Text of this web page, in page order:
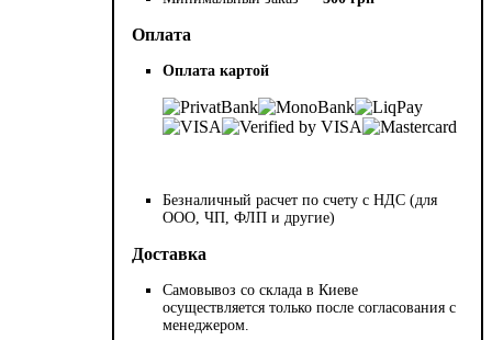
Оплата
Оплата картой
Безналичный расчет по счету с НДС (для
ООО, ЧП, ФЛП и другие)
Доставка
Самовывоз со склада в Киеве
осуществляется только после согласования с
менеджером.